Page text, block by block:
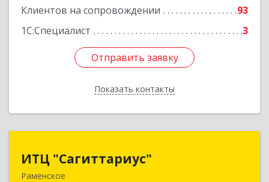
Клиентов на сопровождении
93
1С:Специалист
3
Отправить заявку
Показать контакты
Отправить заявку
Назад
ИТЦ "Сагиттариус"
Раменское